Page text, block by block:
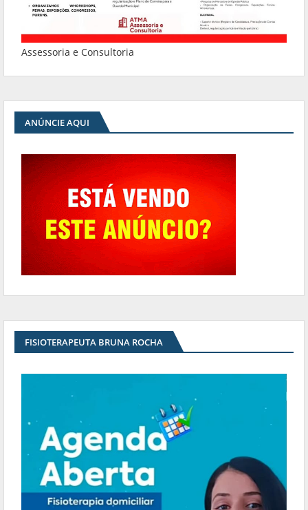
Assessoria e Consultoria
ANÚNCIE AQUI
FISIOTERAPEUTA BRUNA ROCHA